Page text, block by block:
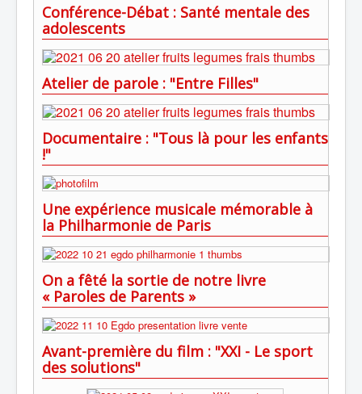
Conférence-Débat : Santé mentale des
adolescents
Atelier de parole : "Entre Filles"
Documentaire : "Tous là pour les enfants
!"
Une expérience musicale mémorable à
la Philharmonie de Paris
On a fêté la sortie de notre livre
« Paroles de Parents »
Avant-première du film : "XXI - Le sport
des solutions"